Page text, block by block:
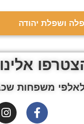
ושפלת יהודה
משפחות